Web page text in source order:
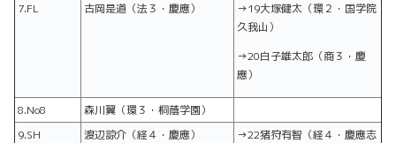
7.FL
古岡是道（法３・慶應）
→19大塚健太（環２・国学院
久我山）
→20白子雄太郎（商３・慶
應）
8.No8
森川翼（環３・桐蔭学園）
9.SH
渡辺諒介（経４・慶應）
→22猪狩有智（経４・慶應志